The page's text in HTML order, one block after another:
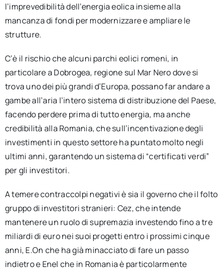
l’imprevedibilità dell’energia eolica insieme alla
mancanza di fondi per modernizzare e ampliare le
strutture.
C’è il rischio che alcuni parchi eolici romeni, in
particolare a Dobrogea, regione sul Mar Nero dove si
trova uno dei più grandi d’Europa, possano far andare a
gambe all’aria l’intero sistema di distribuzione del Paese,
facendo perdere prima di tutto energia, ma anche
credibilità alla Romania, che sull’incentivazione degli
investimenti in questo settore ha puntato molto negli
ultimi anni, garantendo un sistema di “certificati verdi”
per gli investitori.
A temere contraccolpi negativi è sia il governo che il folto
gruppo di investitori stranieri: Cez, che intende
mantenere un ruolo di supremazia investendo fino a tre
miliardi di euro nei suoi progetti entro i prossimi cinque
anni, E.On che ha già minacciato di fare un passo
indietro e Enel che in Romania è particolarmente